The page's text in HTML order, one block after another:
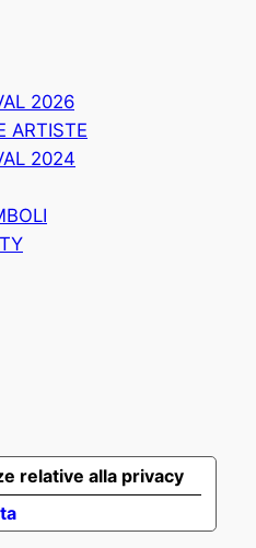
2026
ARTISTE
2024
relative alla privacy